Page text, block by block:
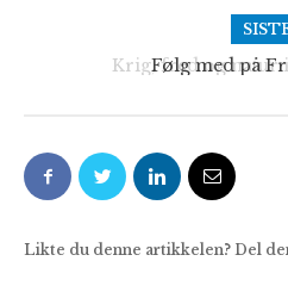
Følg med på
Likte du denne artikkelen? Del